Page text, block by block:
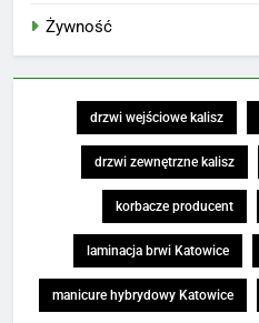
Żywność
drzwi wejściowe kalisz
drzwi zewnętrzne kalisz
korbacze producent
laminacja brwi Katowice
manicure hybrydowy Katowice